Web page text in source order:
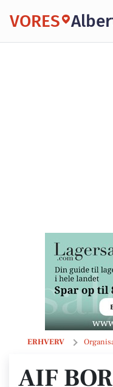
VORES
ERHVERV
AIF Bordtennis
AIF